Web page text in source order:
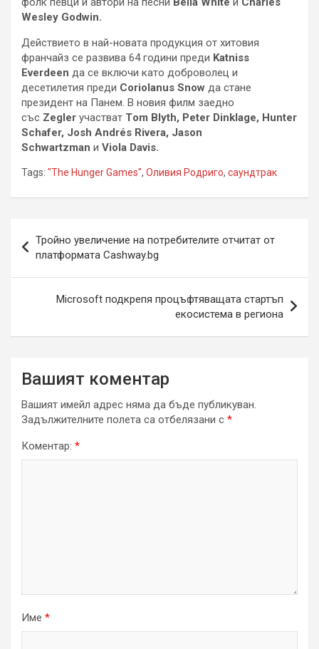
Wesley Godwin.
Действието в най-новата продукция от хитовия
франчайз се развива 64 години преди Katniss
Everdeen да се включи като доброволец и
десетилетия преди Coriolanus Snow да стане
президент на Панем. В новия филм заедно
със Zegler участват Тom Blyth, Peter Dinklage, Hunter
Schafer, Josh Andrés Rivera, Jason
Schwartzman и Viola Davis.
Tags: "The Hunger Games", Оливия Родриго, саундтрак
Тройно увеличение на потребителите отчитат от
платформата Cashway.bg
Microsoft подкрепя процъфтяващата стартъп
екосистема в регионa
Вашият коментар
Вашият имейл адрес няма да бъде публикуван.
Задължителните полета са отбелязани с *
Коментар: *
Име *